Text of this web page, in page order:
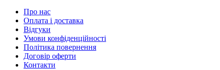
Про нас
Оплата і доставка
Відгуки
Умови конфіденційності
Політика повернення
Договір оферти
Контакти